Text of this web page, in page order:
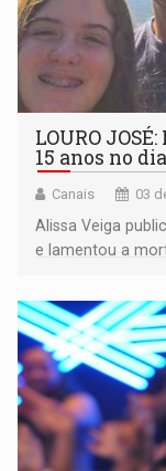
LOURO
15 anos no
Canais 03
Alissa Veiga
e lamentou a